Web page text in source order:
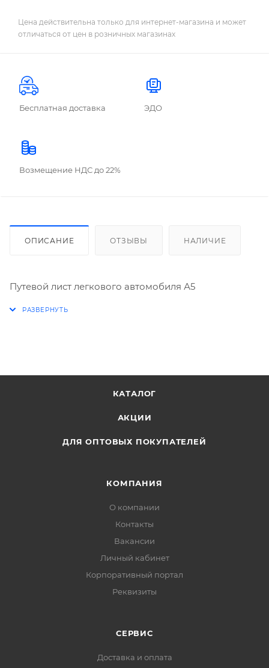
Цена действительна только для интернет-магазина и может
отличаться от цен в розничных магазинах
Бесплатная доставка ЭДО
Возмещение НДС до 22%
ОПИСАНИЕ ОТЗЫВЫ НАЛИЧИЕ
Путевой лист легкового автомобиля А5
КАТАЛОГ
АКЦИИ
ДЛЯ ОПТОВЫХ ПОКУПАТЕЛЕЙ
КОМПАНИЯ
О компании
Контакты
Вакансии
Личный кабинет
Корпоративный портал
Реквизиты
СЕРВИС
Доставка и оплата